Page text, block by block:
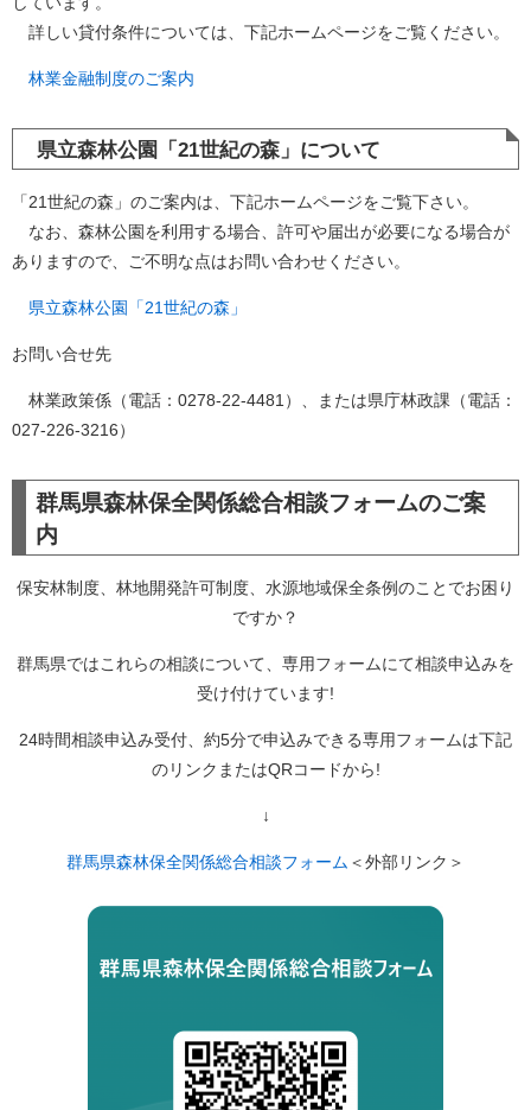
詳しい貸付条件については、下記ホームページをご覧ください。
林業金融制度のご案内
県立森林公園「21世紀の森」について
「21世紀の森」のご案内は、下記ホームページをご覧下さい。
なお、森林公園を利用する場合、許可や届出が必要になる場合が
ありますので、ご不明な点はお問い合わせください。
県立森林公園「21世紀の森」
お問い合せ先
林業政策係（電話：0278-22-4481）、または県庁林政課（電話：
027-226-3216）
群馬県森林保全関係総合相談フォームのご案
内
保安林制度、林地開発許可制度、水源地域保全条例のことでお困り
ですか？
群馬県ではこれらの相談について、専用フォームにて相談申込みを
受け付けています!
24時間相談申込み受付、約5分で申込みできる専用フォームは下記
のリンクまたはQRコード​から!
↓
群馬県森林保全関係総合相談フォーム ＜外部リンク＞